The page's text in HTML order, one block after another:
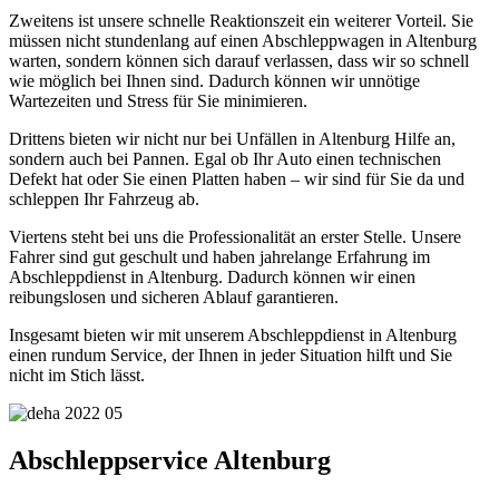
Zweitens ist unsere schnelle Reaktionszeit ein weiterer Vorteil. Sie
müssen nicht stundenlang auf einen Abschleppwagen in Altenburg
warten, sondern können sich darauf verlassen, dass wir so schnell
wie möglich bei Ihnen sind. Dadurch können wir unnötige
Wartezeiten und Stress für Sie minimieren.
Drittens bieten wir nicht nur bei Unfällen in Altenburg Hilfe an,
sondern auch bei Pannen. Egal ob Ihr Auto einen technischen
Defekt hat oder Sie einen Platten haben – wir sind für Sie da und
schleppen Ihr Fahrzeug ab.
Viertens steht bei uns die Professionalität an erster Stelle. Unsere
Fahrer sind gut geschult und haben jahrelange Erfahrung im
Abschleppdienst in Altenburg. Dadurch können wir einen
reibungslosen und sicheren Ablauf garantieren.
Insgesamt bieten wir mit unserem Abschleppdienst in Altenburg
einen rundum Service, der Ihnen in jeder Situation hilft und Sie
nicht im Stich lässt.
Abschleppservice Altenburg